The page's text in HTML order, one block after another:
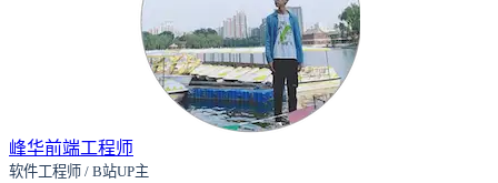
峰华前端工程师
软件工程师 / B站UP主